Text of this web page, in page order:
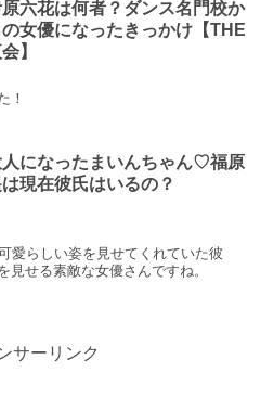
六花は何者？ダンス名門校か
の女優になったきっかけ【THE
】
！
人になったまいんちゃん♡福原
現在彼氏はいるの？
愛らしい姿を見せてくれていた彼
せる素敵な女優さんですね。
サーリンク